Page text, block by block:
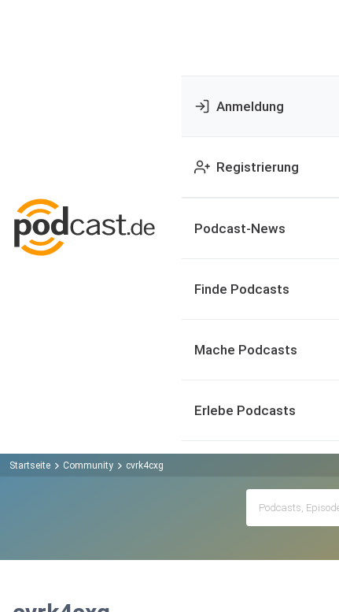
Anmeldung
Registrierung
Podcast-News
Finde Podcasts
Mache Podcasts
Erlebe Podcasts
Startseite Community cvrk4cxg